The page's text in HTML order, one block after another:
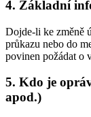
4. Základní
Dojde-li ke změně
průkazu nebo do
povinen požádat o
5. Kdo je
apod.)